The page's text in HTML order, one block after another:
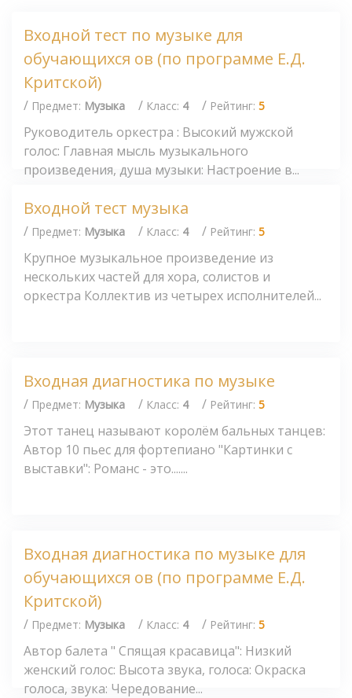
Входной тест по музыке для
обучающихся ов (по программе Е.Д.
Критской)
/ Предмет: Музыка / Класс: 4 / Рейтинг: 5
Руководитель оркестра : Высокий мужской
голос: Главная мысль музыкального
произведения, душа музыки: Настроение в...
Входной тест музыка
/ Предмет: Музыка / Класс: 4 / Рейтинг: 5
Крупное музыкальное произведение из
нескольких частей для хора, солистов и
оркестра Коллектив из четырех исполнителей...
Входная диагностика по музыке
/ Предмет: Музыка / Класс: 4 / Рейтинг: 5
Этот танец называют королём бальных танцев:
Автор 10 пьес для фортепиано "Картинки с
выставки": Романс - это.......
Входная диагностика по музыке для
обучающихся ов (по программе Е.Д.
Критской)
/ Предмет: Музыка / Класс: 4 / Рейтинг: 5
Автор балета " Спящая красавица": Низкий
женский голос: Высота звука, голоса: Окраска
голоса, звука: Чередование...